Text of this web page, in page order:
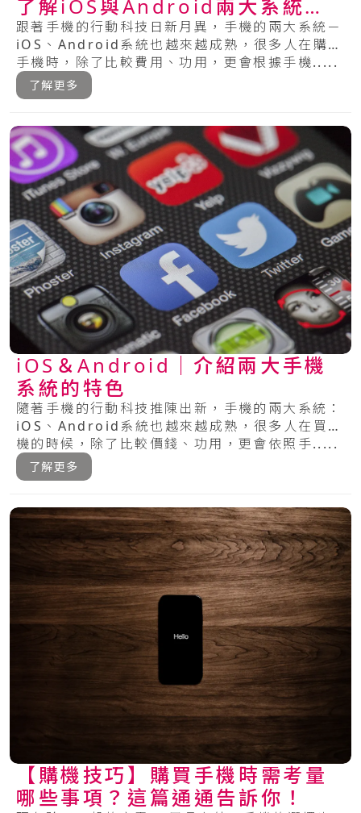
了解iOS與Android兩大系統的
特色
跟著手機的行動科技日新月異，手機的兩大系統－
iOS、Android系統也越來越成熟，很多人在購買
手機時，除了比較費用、功用，更會根據手機.....
了解更多
iOS＆Android｜介紹兩大手機
系統的特色
隨著手機的行動科技推陳出新，手機的兩大系統：
iOS、Android系統也越來越成熟，很多人在買手
機的時候，除了比較價錢、功用，更會依照手.....
了解更多
【購機技巧】購買手機時需考量
哪些事項？這篇通通告訴你！